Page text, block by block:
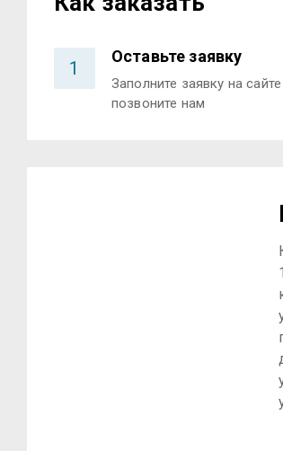
1
Оставьте заявку
Заполните заявку на
позвоните нам